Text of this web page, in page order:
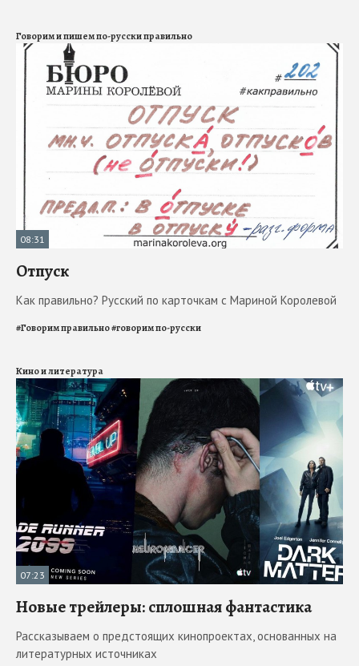
Говорим и пишем по-русски правильно
08:31
Отпуск
Как правильно? Русский по карточкам с Мариной Королевой
#Говорим правильно#говорим по-русски
Кино и литература
07:23
Новые трейлеры: сплошная фантастика
Рассказываем о предстоящих кинопроектах, основанных на
литературных источниках